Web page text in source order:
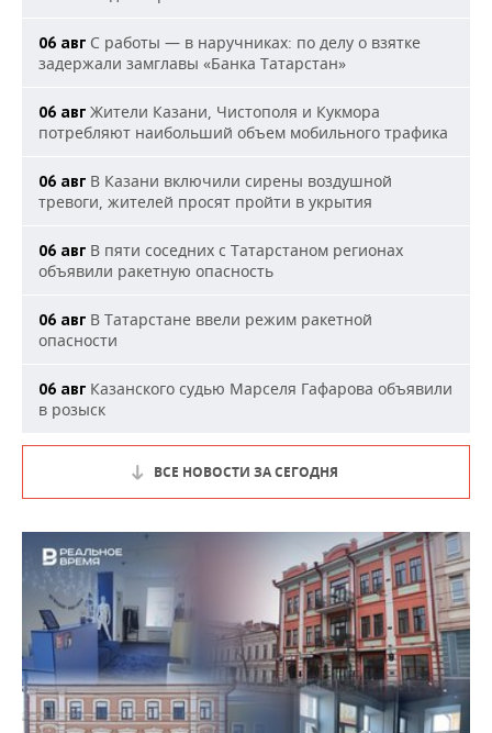
06 авг С работы — в наручниках: по делу о взятке
задержали замглавы «Банка Татарстан»
06 авг Жители Казани, Чистополя и Кукмора
потребляют наибольший объем мобильного трафика
06 авг В Казани включили сирены воздушной
тревоги, жителей просят пройти в укрытия
06 авг В пяти соседних с Татарстаном регионах
объявили ракетную опасность
06 авг В Татарстане ввели режим ракетной
опасности
06 авг Казанского судью Марселя Гафарова объявили
в розыск
ВСЕ НОВОСТИ ЗА СЕГОДНЯ